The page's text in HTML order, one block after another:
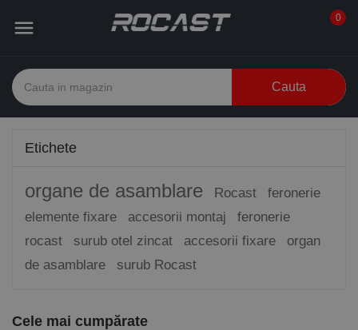
 0
Cauta
Etichete
organe de asamblare Rocast
feronerie
elemente fixare
accesorii montaj
feronerie
rocast
surub otel zincat accesorii fixare
organ
de asamblare
surub Rocast
Cele mai cumpărate